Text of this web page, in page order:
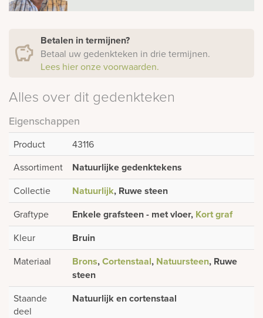
Betalen in termijnen?
Betaal uw gedenkteken in drie termijnen.
Lees hier onze voorwaarden.
Alles over dit gedenkteken
Eigenschappen
Product
43116
Assortiment
Natuurlijke gedenktekens
Collectie Natuurlijk, Ruwe steen
Graftype Enkele grafsteen - met vloer, Kort graf
Kleur Bruin
Materiaal Brons,Cortenstaal, Natuursteen, Ruwe
steen
Staande
deel
Natuurlijk en cortenstaal